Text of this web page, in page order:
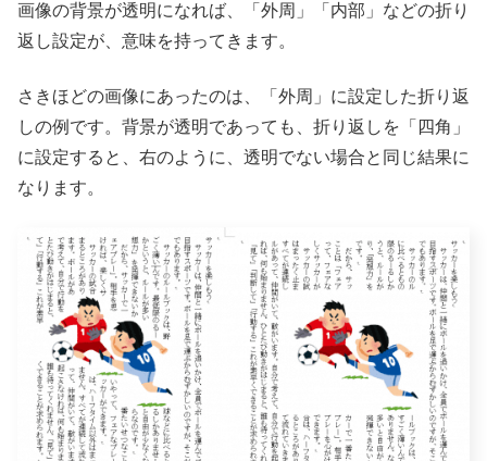
画像の背景が透明になれば、「外周」「内部」などの折り
返し設定が、意味を持ってきます。
さきほどの画像にあったのは、「外周」に設定した折り返
しの例です。背景が透明であっても、折り返しを「四角」
に設定すると、右のように、透明でない場合と同じ結果に
なります。